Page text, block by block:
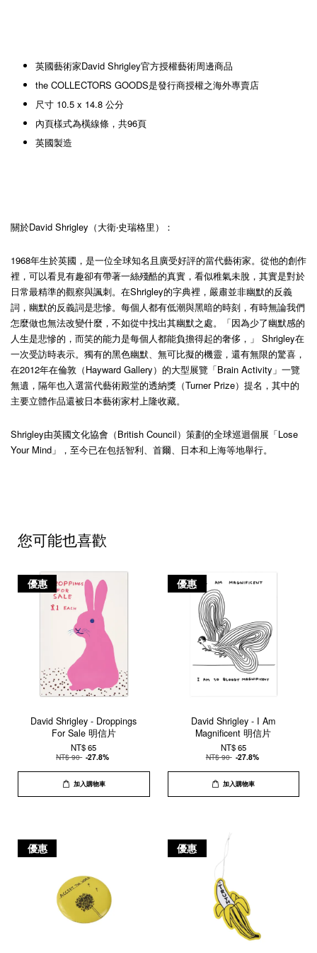
英國藝術家David Shrigley官方授權藝術周邊商品
the COLLECTORS GOODS是發行商授權之海外專賣店
尺寸 10.5 x 14.8 公分
內頁樣式為橫線條，共96頁
英國製造
關於David Shrigley（大衛‧史瑞格里）：
1968年生於英國，是一位全球知名且廣受好評的當代藝術家。從他的創作
裡，可以看見有趣卻有帶著一絲殘酷的真實，看似稚氣未脫，其實是對於
日常最精準的觀察與諷刺。在Shrigley的字典裡，嚴肅並非幽默的反義
詞，幽默的反義詞是悲慘。每個人都有低潮與黑暗的時刻，有時無論我們
怎麼做也無法改變什麼，不如從中找出其幽默之處。「因為少了幽默感的
人生是悲慘的，而笑的能力是每個人都能負擔得起的奢侈，」 Shrigley在
一次受訪時表示。獨有的黑色幽默、無可比擬的機靈，還有無限的驚喜，
在2012年在倫敦（Hayward Gallery）的大型展覽「Brain Activity」一覽
無遺，隔年也入選當代藝術殿堂的透納獎（Turner Prize）提名，其中的
主要立體作品還被日本藝術家村上隆收藏。
Shrigley由英國文化協會（British Council）策劃的全球巡迴個展「Lose
Your Mind」，至今已在包括智利、首爾、日本和上海等地舉行。
您可能也喜歡
優惠
David Shrigley - Droppings
For Sale 明信片
NT$ 65
NT$ 90 -27.8%
加入購物車
優惠
David Shrigley - I Am
Magnificent 明信片
NT$ 65
NT$ 90 -27.8%
加入購物車
優惠 優惠